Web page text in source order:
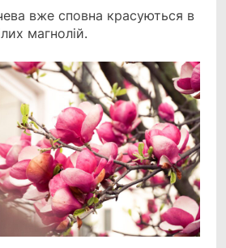
вже сповна красуються в
магнолій.